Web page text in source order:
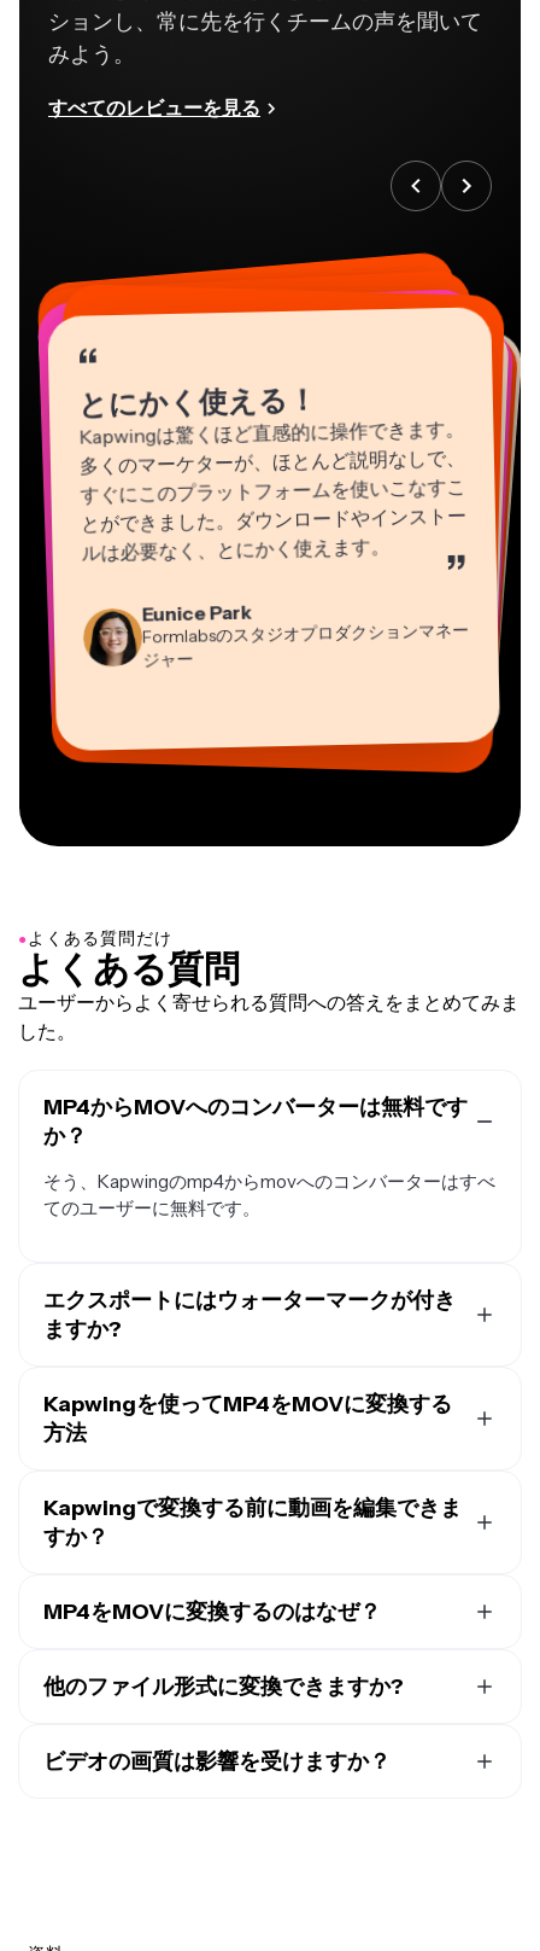
ションし、常に先を行くチームの声を聞いて
みよう。
すべてのレビューを見る
“
とにかく使える！
Kapwingは驚くほど直感的に操作できます。
多くのマーケターが、ほとんど説明なしで、
すぐにこのプラットフォームを使いこなすこ
とができました。ダウンロードやインストー
ルは必要なく、とにかく使えます。 ”
Eunice Park
Formlabsのスタジオプロダクションマネー
ジャー
“
“
Grant Taleck
Panos Papagapiou
EPATHLON社マネージングパートナー
“
Kerry-lee Farla
Gracie Peng
コンテンツ担当ディレクター
“
Martin James
動画エディター
Heidi Rae
教育
“
コンサルタント
Mitch Rawlings
“
Dina Segovia
バーチャルフリーランサー
● よくある質問だけ
よくある質問
ユーザーからよく寄せられる質問への答えをまとめてみま
した。
MP4からMOVへのコンバーターは無料です
か？
そう、Kapwingのmp4からmovへのコンバーターはすべ
てのユーザーに無料です。
エクスポートにはウォーターマークが付き
ますか?
らMOVへの変換を含むすべてのエクスポートにウォー
ターマークが付きます。
にアップグレー
Kapwingを使ってMP4をMOVに変換する
方法
いプロジェクトを作成するだけです。MP4ファイルをア
ップロードするをクリックして、
AI搭載のオーディオ強
ビデオの変換準備ができたら、右上の「プロジェクトを
ーマット」の下のドロップダウンメニューをクリックし
をダウンロード可能なMOVファイルに変換します。
Kapwingで変換する前に動画を編集できま
すか？
しています。MP4をアップロードした後、字幕を追加し
後、編集したMOVファイルを変換してダウンロードで
MP4をMOVに変換するのはなぜ？
アとの互換性を高めたり、プロフェッショナルなビデオ
集に適したコーデックや追加のメタデータ、複数のオー
他のファイル形式に変換できますか?
GIF形式に変換できるよ。MOVビデオをMP4に変換する
ビデオの画質は影響を受けますか？